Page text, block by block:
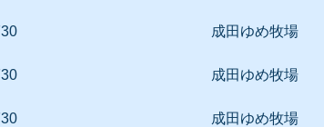
成田ゆめ牧場
成田ゆめ牧場
成田ゆめ牧場